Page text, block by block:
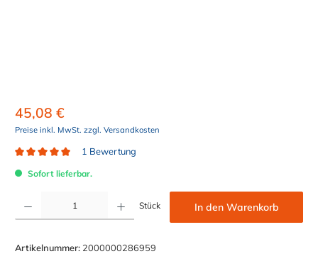
45,08 €
Preise inkl. MwSt. zzgl. Versandkosten
1 Bewertung
Sofort lieferbar.
Produkt Anzahl: Gib den gewünschten Wert ein oder benutze die Schaltflächen um die Anzahl
Stück In den Warenkorb
Artikelnummer: 2000000286959